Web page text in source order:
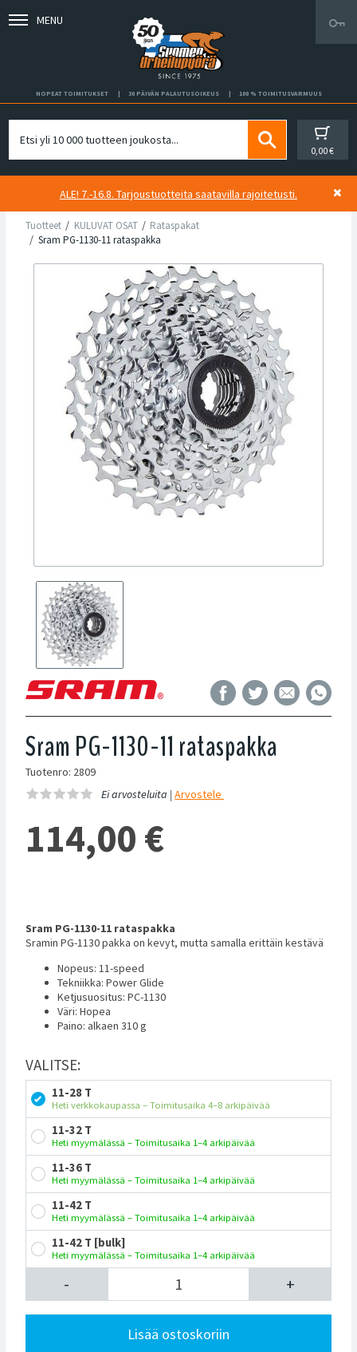
MENU
NOPEAT TOIMITUKSET 30 PÄIVÄN PALAUTUSOIKEUS 100 % TOIMITUSVARMUUS
0,00 €
ALE! 7.-16.8. Tarjoustuotteita saatavilla rajoitetusti.
Tuotteet KULUVAT OSAT
Rataspakat
Sram PG-1130-11 rataspakka
Sram PG-1130-11 rataspakka
Tuotenro: 2809
Ei arvosteluita |Arvostele
114,00 €
Sram PG-1130-11 rataspakka
Sramin PG-1130 pakka on kevyt, mutta samalla erittäin kestävä
Nopeus: 11-speed
Tekniikka: Power Glide
Ketjusuositus: PC-1130
Väri: Hopea
Paino: alkaen 310 g
VALITSE:
11-28 T
Heti verkkokaupassa – Toimitusaika 4–8 arkipäivää
11-32 T
Heti myymälässä – Toimitusaika 1–4 arkipäivää
11-36 T
Heti myymälässä – Toimitusaika 1–4 arkipäivää
11-42 T
Heti myymälässä – Toimitusaika 1–4 arkipäivää
11-42 T [bulk]
Heti myymälässä – Toimitusaika 1–4 arkipäivää
- +
Lisää ostoskoriin